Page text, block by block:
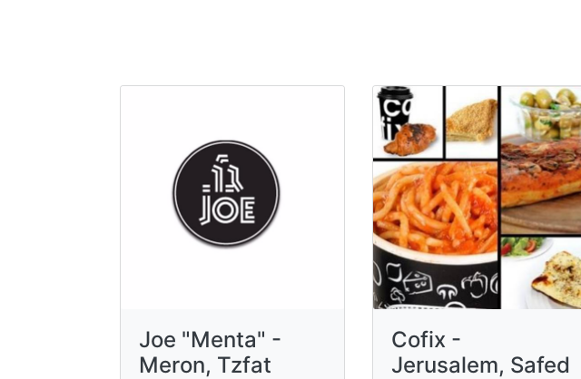
Joe "Menta" -
Meron, Tzfat
Cofix -
Jerusalem, Safed